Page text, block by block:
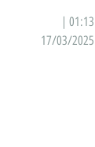
17/03/2025